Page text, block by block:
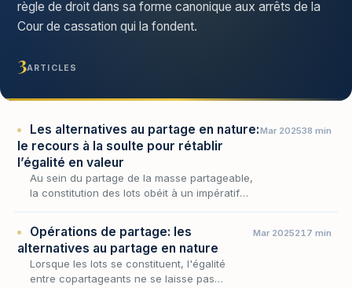
règle de droit dans sa forme canonique aux arrêts de la
Cour de cassation qui la fondent.
3ARTICLES
Les alternatives au partage en nature:
le recours à la soulte pour rétablir
l’égalité en valeur
Au sein du partage de la masse partageable,
la constitution des lots obéit à un impératif
Mar 202538 min
Opérations de partage: les
alternatives au partage en nature
Lorsque les lots se constituent, l'égalité
entre copartageants ne se laisse pas
Mar 2025217 min